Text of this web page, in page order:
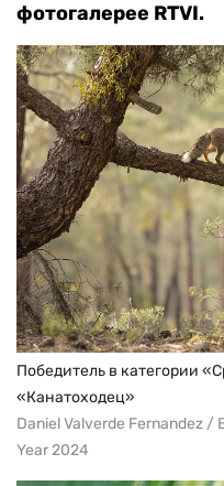
фотогалерее RTVI.
Победитель в категории
«Канатоходец»
Daniel Valverde Fernandez /
Year 2024